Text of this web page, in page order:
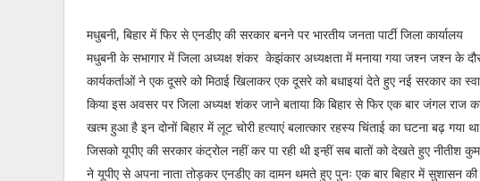
मधुबनी, बिहार में फिर से एनडीए की सरकार बनने पर भारतीय जनता पार्टी जिला कार्यालय
मधुबनी के सभागार में जिला अध्यक्ष शंकर केझंकार अध्यक्षता में मनाया गया जश्न जश्न के
कार्यकर्ताओं ने एक दूसरे को मिठाई खिलाकर एक दूसरे को बधाइयां देते हुए नई सरकार का
किया इस अवसर पर जिला अध्यक्ष शंकर जाने बताया कि बिहार से फिर एक बार जंगल राज
खत्म हुआ है इन दोनों बिहार में लूट चोरी हत्याएं बलात्कार रहस्य चिंताई का घटना बढ़ गया था
जिसको यूपीए की सरकार कंट्रोल नहीं कर पा रही थी इन्हीं सब बातों को देखते हुए नीतीश
ने यूपीए से अपना नाता तोड़कर एनडीए का दामन थमते हुए पुनः एक बार बिहार में सुशासन की